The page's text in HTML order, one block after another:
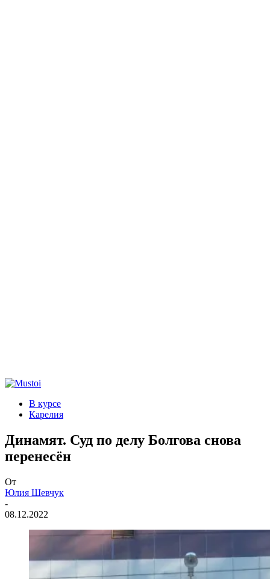
В курсе
Карелия
Динамят. Суд по делу Болгова снова
перенесён
От
Юлия Шевчук
-
08.12.2022